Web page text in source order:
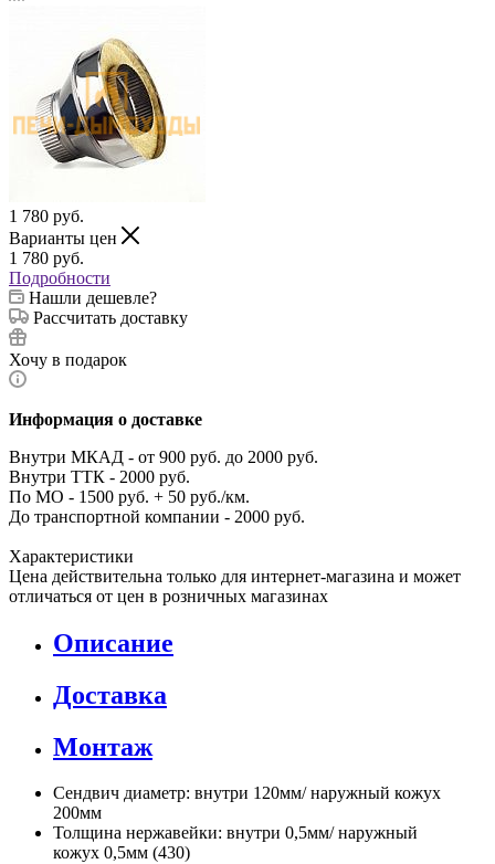
1 780 руб.
Варианты цен
1 780 руб.
Подробности
Нашли дешевле?
Рассчитать доставку
Хочу в подарок
Информация о доставке
Внутри МКАД - от 900 руб. до 2000 руб.
Внутри ТТК - 2000 руб.
По МО - 1500 руб. + 50 руб./км.
До транспортной компании - 2000 руб.
Характеристики
Цена действительна только для интернет-магазина и может
отличаться от цен в розничных магазинах
Описание
Доставка
Монтаж
Сендвич диаметр: внутри 120мм/ наружный кожух
200мм
Толщина нержавейки: внутри 0,5мм/ наружный
кожух 0,5мм (430)